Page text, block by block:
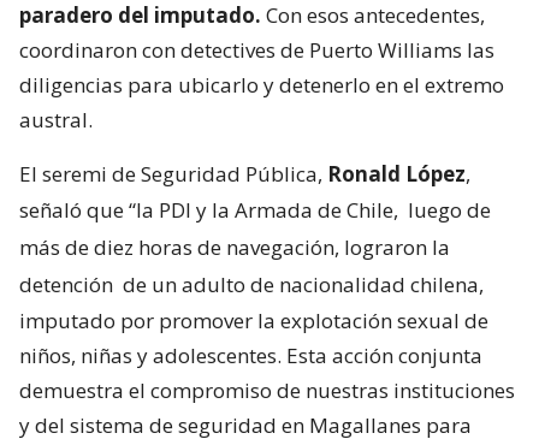
paradero del imputado. Con esos antecedentes,
coordinaron con detectives de Puerto Williams las
diligencias para ubicarlo y detenerlo en el extremo
austral.
El seremi de Seguridad Pública, Ronald López,
señaló que “la PDI y la Armada de Chile, luego de
más de diez horas de navegación, lograron la
detención de un adulto de nacionalidad chilena,
imputado por promover la explotación sexual de
niños, niñas y adolescentes. Esta acción conjunta
demuestra el compromiso de nuestras instituciones
y del sistema de seguridad en Magallanes para